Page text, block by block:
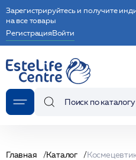
Зарегистрируйтесь и получите
на все товары
РегистрацияВойти
Главная Каталог